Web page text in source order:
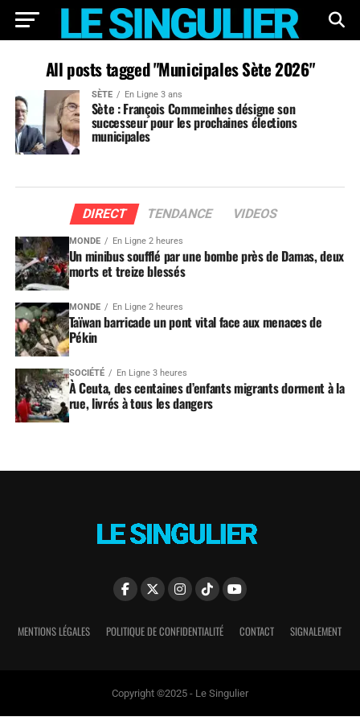
All posts tagged "Municipales Sète 2026"
SÈTE En Ligne 3 ans
Sète : François Commeinhes désigne son
successeur pour les prochaines élections
municipales
DIRECT TENDANCE VIDEOS
MONDE En Ligne 2 heures
Un minibus soufflé par une bombe près de Damas, deux
morts et treize blessés
MONDE En Ligne 2 heures
Taïwan barricade un pont vital face aux menaces de
Pékin
SOCIÉTÉ En Ligne 3 heures
À Ceuta, des centaines d’enfants migrants dorment à la
rue, livrés à tous les dangers
MENTIONS LÉGALES POLITIQUE DE CONFIDENTIALITÉ CONTACT SIGNALEMENT
Copyright ©2025 - Le Singulier